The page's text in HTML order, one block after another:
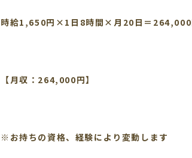
時給1,650円×1日8時間×月20日＝264,000
【月収：264,000円】
※お持ちの資格、経験により変動します